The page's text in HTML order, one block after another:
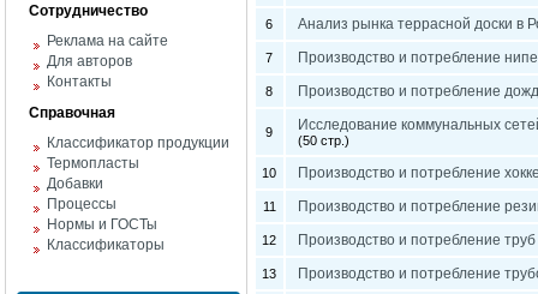
Сотрудничество
Реклама на сайте
Для авторов
Контакты
Справочная
Классификатор продукции
Термопласты
Добавки
Процессы
Нормы и ГОСТы
Классификаторы
6 Анализ рынка террасной доски в
7 Производство и потребление
8 Производство и потребление
9 Исследование коммунальных
(50 стр.)
10 Производство и потребление
11 Производство и потребление
12 Производство и потребление
13 Производство и потребление